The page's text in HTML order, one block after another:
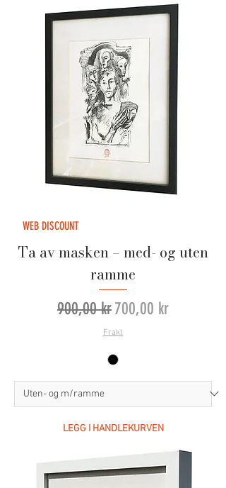
WEB DISCOUNT
Ta av masken – med- og uten
ramme
Vanlig pris
900,00 krSalgspris
700,00 kr
Frakt
LEGG I HANDLEKURVEN